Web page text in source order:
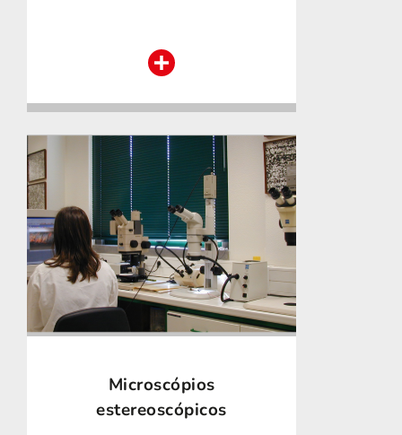
Microscópios
estereoscópicos